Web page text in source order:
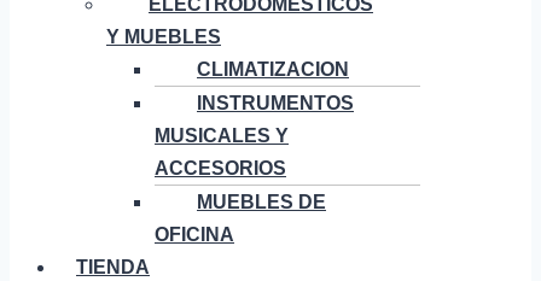
Y MUEBLES
CLIMATIZACION
INSTRUMENTOS
MUSICALES Y
ACCESORIOS
MUEBLES DE
OFICINA
TIENDA